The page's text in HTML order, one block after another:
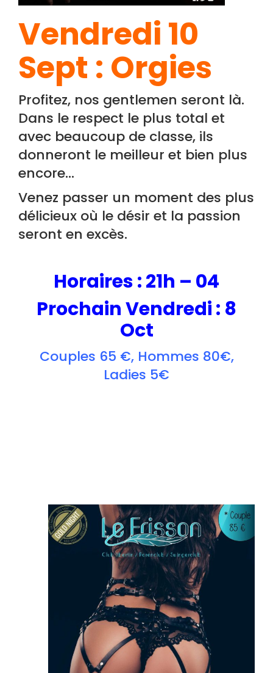
Vendredi 10
Sept : Orgies
Profitez, nos gentlemen seront là.
Dans le respect le plus total et
avec beaucoup de classe, ils
donneront le meilleur et bien plus
encore…
Venez passer un moment des plus
délicieux où le désir et la passion
seront en excès.
Horaires : 21h – 04
Prochain Vendredi : 8
Oct
Couples 65 €, Hommes 80€,
Ladies 5€